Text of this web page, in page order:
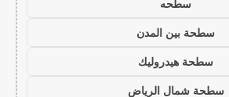
سطحه
سطحة بين المدن
سطحة هيدروليك
سطحة شمال الرياض